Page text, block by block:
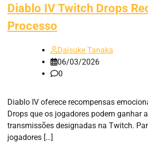
Diablo IV Twitch Drops
Processo
Daisuke Tanaka
06/03/2026
0
Diablo IV oferece recompensas
Drops que os jogadores podem ganhar
transmissões designadas na Twitch.
jogadores […]